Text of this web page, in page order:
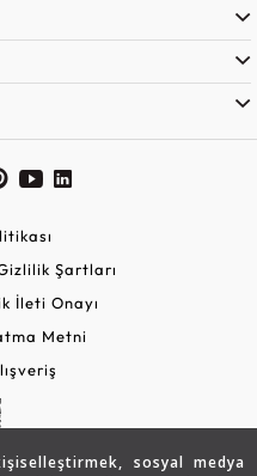
sosyal medya
Şartları
İleti Onayı
Metni